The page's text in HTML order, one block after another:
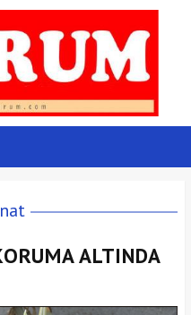
ALTINDA